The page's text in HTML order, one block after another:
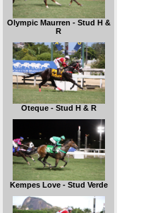
Olympic Maurren - Stud H &
R
Oteque - Stud H & R
Kempes Love - Stud Verde